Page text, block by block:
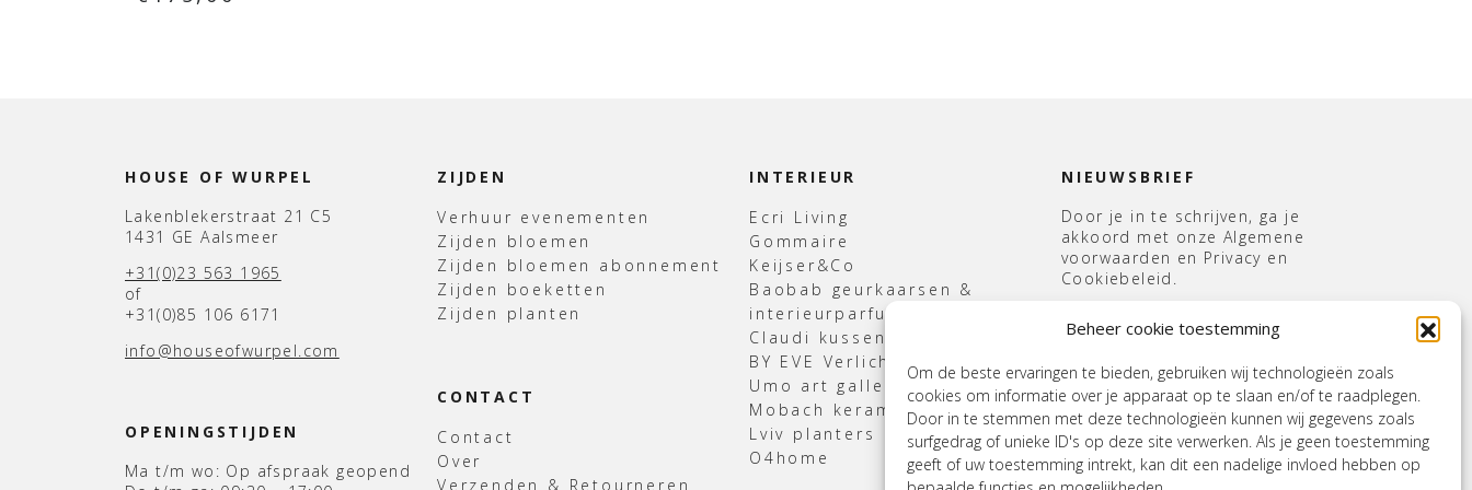
Beheer cookie toestemming
Om de beste ervaringen te bieden, gebruiken wij technologieën zoals
cookies om informatie over je apparaat op te slaan en/of te raadplegen.
Door in te stemmen met deze technologieën kunnen wij gegevens zoals
surfgedrag of unieke ID's op deze site verwerken. Als je geen toestemming
geeft of uw toestemming intrekt, kan dit een nadelige invloed hebben op
HOUSE OF WURPEL
Lakenblekerstraat 21 C5
1431 GE Aalsmeer
+31(0)23 563 1965
of
+31(0)85 106 6171
info@houseofwurpel.com
OPENINGSTIJDEN
Ma t/m wo: Op afspraak geopend
ZIJDEN
Verhuur evenementen
Zijden bloemen
Zijden bloemen abonnement
Zijden boeketten
Zijden planten
CONTACT
Contact
Over
Verzenden & Retourneren
INTERIEUR
Ecri Living
Gommaire
Keijser&Co
Baobab geurkaarsen &
interieurparfum
Claudi kussens & Plaids
BY EVE Verlichting
Umo art gallery
Mobach keramiek
Lviv planters
O4home
NIEUWSBRIEF
Door je in te schrijven, ga je
akkoord met onze Algemene
voorwaarden en Privacy en
Cookiebeleid.
mailadres *